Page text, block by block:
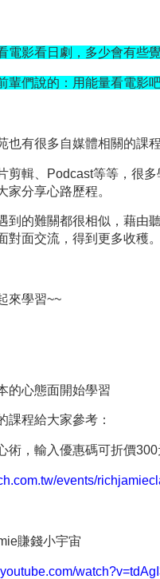
電影看日劇，多少會有些覺
輩們說的：用能量看電影
也有很多自媒體相關的課程
剪輯、 Podcast等等，很
家分享心路歷程。
到的難關都很相似，藉由
對面交流，得到更多收穫。
來學習~~
的心態面開始學習
課程給大家參考：
術，輸入優惠碼可折價300
events/
賺錢小宇宙